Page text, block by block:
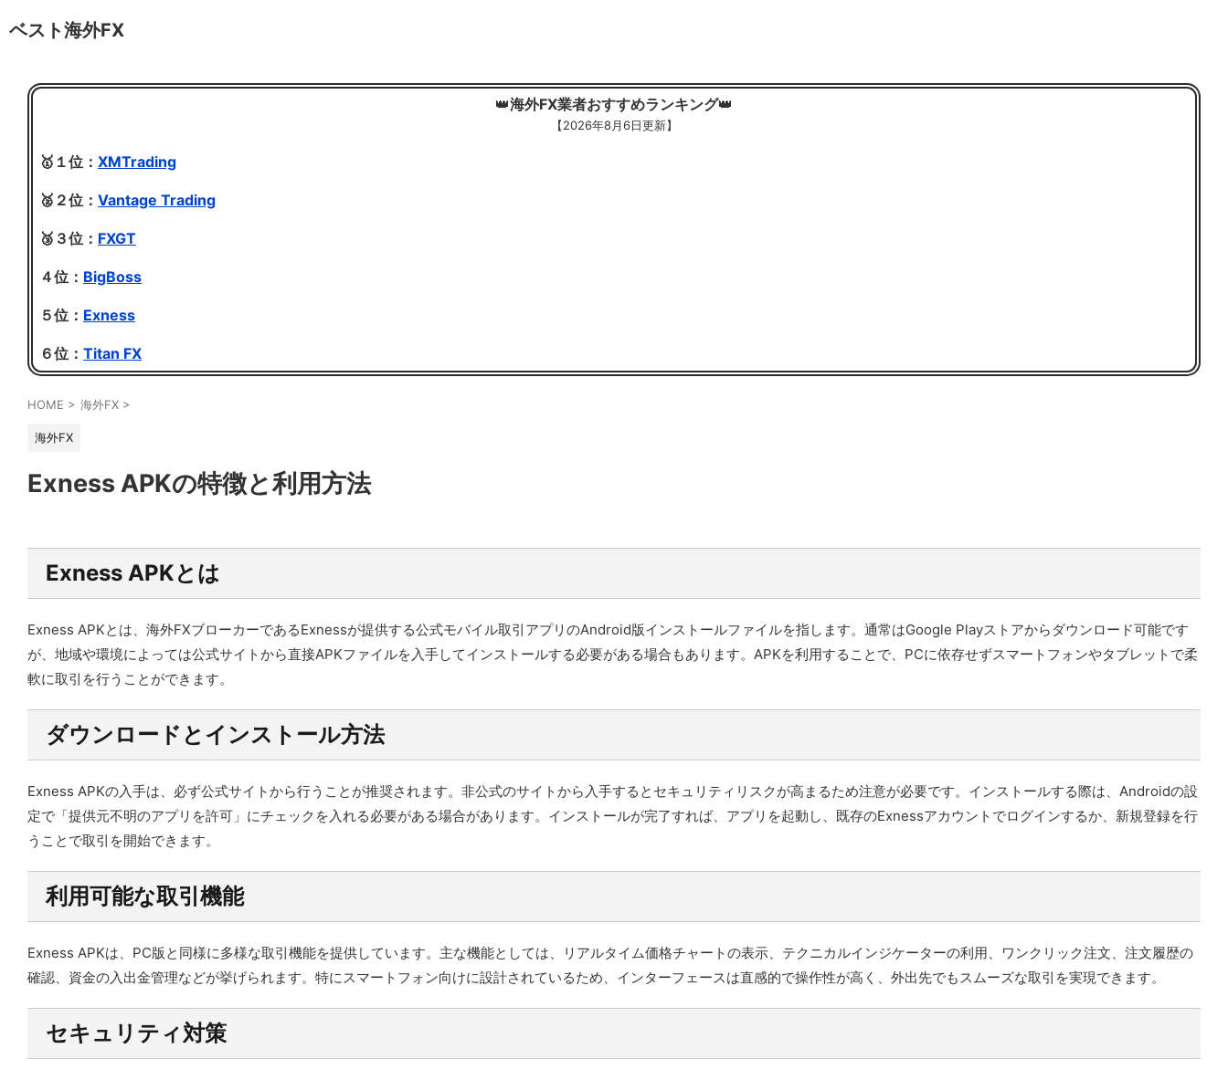
ベスト海外FX
👑海外FX業者おすすめランキング👑
【2026年8月6日更新】
🥇１位： XMTrading
🥈２位： Vantage Trading
🥉３位： FXGT
４位： BigBoss
５位： Exness
６位： Titan FX
HOME > 海外FX >
海外FX
Exness APKの特徴と利用方法
Exness APKとは
Exness APKとは、海外FXブローカーであるExnessが提供する公式モバイル取引アプリのAndroid版インストールファイルを指します。通常はGoogle Playストアからダウンロード可能です
が、地域や環境によっては公式サイトから直接APKファイルを入手してインストールする必要がある場合もあります。APKを利用することで、PCに依存せずスマートフォンやタブレットで柔
軟に取引を行うことができます。
ダウンロードとインストール方法
Exness APKの入手は、必ず公式サイトから行うことが推奨されます。非公式のサイトから入手するとセキュリティリスクが高まるため注意が必要です。インストールする際は、Androidの設
定で「提供元不明のアプリを許可」にチェックを入れる必要がある場合があります。インストールが完了すれば、アプリを起動し、既存のExnessアカウントでログインするか、新規登録を行
うことで取引を開始できます。
利用可能な取引機能
Exness APKは、PC版と同様に多様な取引機能を提供しています。主な機能としては、リアルタイム価格チャートの表示、テクニカルインジケーターの利用、ワンクリック注文、注文履歴の
確認、資金の入出金管理などが挙げられます。特にスマートフォン向けに設計されているため、インターフェースは直感的で操作性が高く、外出先でもスムーズな取引を実現できます。
セキュリティ対策